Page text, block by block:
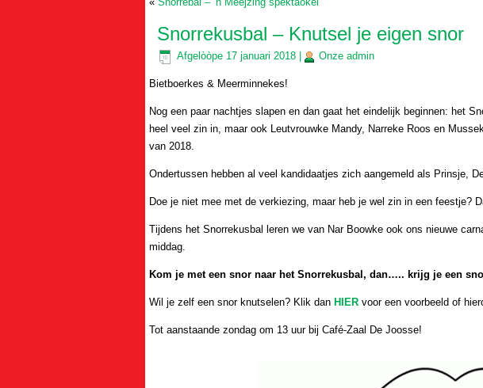
Snorrekusbal – Knutsel je eigen snor
Afgelòòpe 17 januari 2018| Onze admin
Bietboerkes & Meerminnekes!
Nog een paar nachtjes slapen en dan gaat het eindelijk beginnen: het
heel veel zin in, maar ook Leutvrouwke Mandy, Narreke Roos en
van 2018.
Ondertussen hebben al veel kandidaatjes zich aangemeld als Prinsje,
Doe je niet mee met de verkiezing, maar heb je wel zin in een feestje?
Tijdens het Snorrekusbal leren we van Nar Boowke ook ons nieuwe
middag.
Kom je met een snor naar het Snorrekusbal, dan….. krijg je een
Wil je zelf een snor knutselen? Klik dan HIERvoor een voorbeeld of
Tot aanstaande zondag om 13 uur bij Café-Zaal De Joosse!